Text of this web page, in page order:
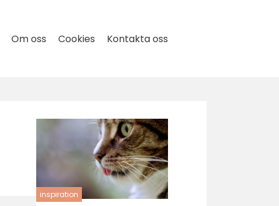
Om oss Cookies Kontakta oss
inspiration